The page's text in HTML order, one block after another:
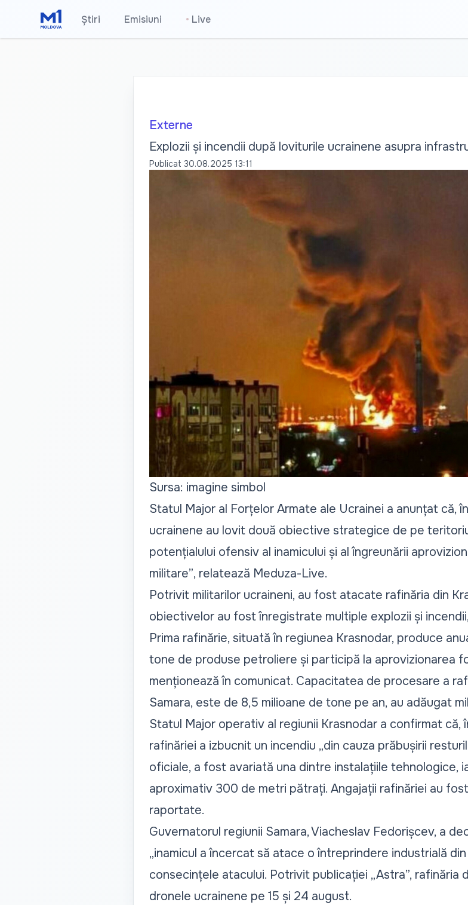
Știri Emisiuni • Live
Externe
Explozii și incendii după loviturile ucrainene asupra
Publicat 30.08.2025 13:11
Sursa: imagine simbol
Statul Major al Forțelor Armate ale Ucrainei a anunțat că,
ucrainene au lovit două obiective strategice de pe
potențialului ofensiv al inamicului și al îngreunării
militare”, relatează Meduza-Live.
Potrivit militarilor ucraineni, au fost atacate rafinăria din
obiectivelor au fost înregistrate multiple explozii și
Prima rafinărie, situată în regiunea Krasnodar, produce
tone de produse petroliere și participă la aprovizionarea
menționează în comunicat. Capacitatea de procesare a
Samara, este de 8,5 milioane de tone pe an, au adăugat
Statul Major operativ al regiunii Krasnodar a confirmat că,
rafinăriei a izbucnit un incendiu „din cauza prăbușirii
oficiale, a fost avariată una dintre instalațiile tehnologice,
aproximativ 300 de metri pătrați. Angajații rafinăriei au
raportate.
Guvernatorul regiunii Samara, Viacheslav Fedorișcev, a
„inamicul a încercat să atace o întreprindere industrială din
consecințele atacului. Potrivit publicației „Astra”, rafinăria
dronele ucrainene pe 15 și 24 august.